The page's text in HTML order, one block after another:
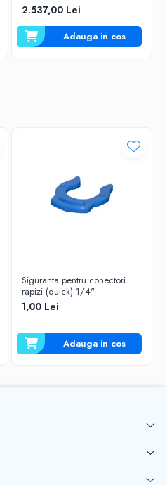
2.537,00 Lei
Adauga in cos
Siguranta pentru conectori
rapizi (quick) 1/4"
1,00 Lei
Adauga in cos